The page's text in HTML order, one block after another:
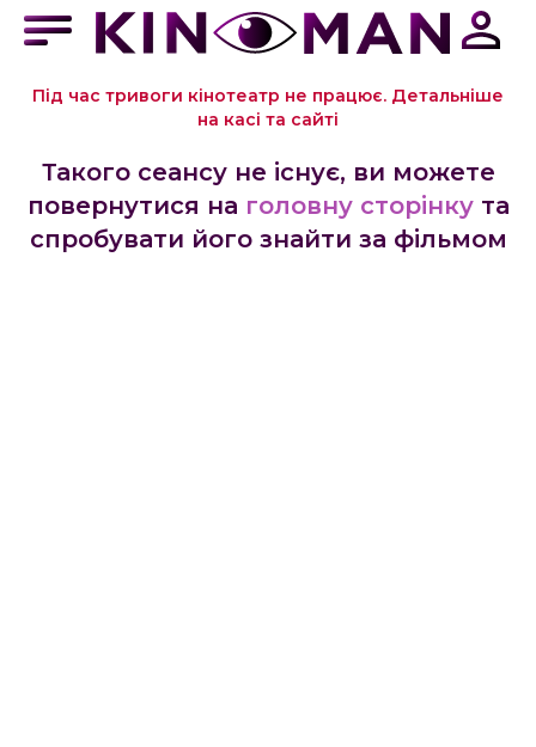
Під час тривоги кінотеатр не працює. Детальніше
на касі та сайті
Такого сеансу не існує, ви можете
повернутися на головну сторінку та
спробувати його знайти за фільмом